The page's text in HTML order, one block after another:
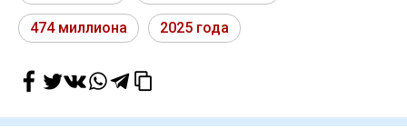
474 миллиона 2025 года